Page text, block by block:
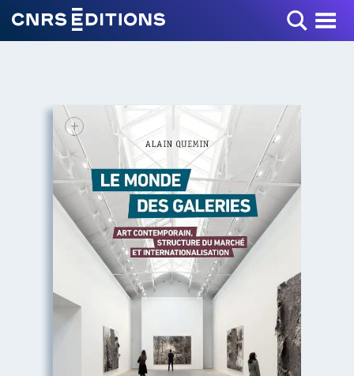
Toggle Menu
+